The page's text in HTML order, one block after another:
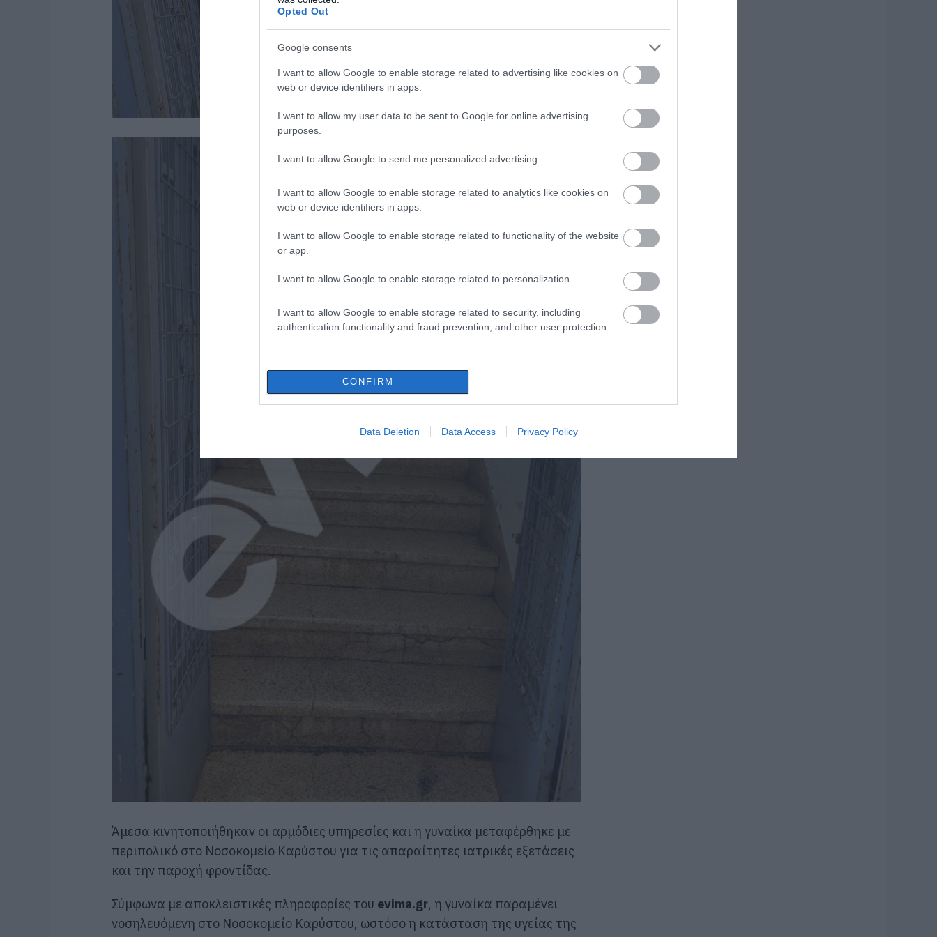
Opted Out
Google consents
I want to allow Google to enable storage related to advertising like cookies on
web or device identifiers in apps.
I want to allow my user data to be sent to Google for online advertising
purposes.
I want to allow Google to send me personalized advertising.
I want to allow Google to enable storage related to analytics like cookies on
web or device identifiers in apps.
I want to allow Google to enable storage related to functionality of the website
or app.
I want to allow Google to enable storage related to personalization.
I want to allow Google to enable storage related to security, including
authentication functionality and fraud prevention, and other user protection.
CONFIRM
Data Deletion Data Access Privacy Policy
Άμεσα κινητοποιήθηκαν οι αρμόδιες υπηρεσίες και η γυναίκα μεταφέρθηκε με
περιπολικό στο Νοσοκομείο Καρύστου για τις απαραίτητες ιατρικές εξετάσεις
και την παροχή φροντίδας.
Σύμφωνα με αποκλειστικές πληροφορίες του evima.gr , η γυναίκα παραμένει
νοσηλευόμενη στο Νοσοκομείο Καρύστου, ωστόσο η κατάσταση της υγείας της
Αυτοψία στα
καμένα: 37 σπίτια
κρίθηκαν
κατεδαφιστέα στο
07.08.2026 | 17:40